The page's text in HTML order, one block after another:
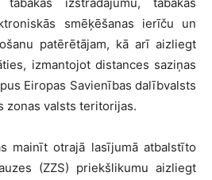
smēķēšanas ierīču un
patērētājam, kā arī aizliegt
izmantojot distances saziņas
Eiropas Savienības dalībvalsts
zonas valsts teritorijas.
mainīt otrajā lasījumā atbalstīto
(ZZS) priekšlikumu aizliegt